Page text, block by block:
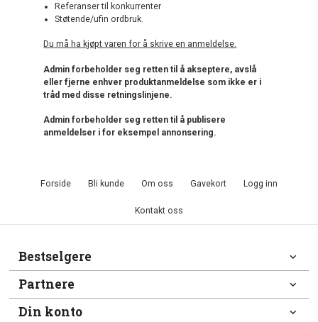
Referanser til konkurrenter
Støtende/ufin ordbruk.
Du må ha kjøpt varen for å skrive en anmeldelse.
Admin forbeholder seg retten til å akseptere, avslå
eller fjerne enhver produktanmeldelse som ikke er i
tråd med disse retningslinjene.
Admin forbeholder seg retten til å publisere
anmeldelser i for eksempel annonsering.
Forside Bli kunde Om oss Gavekort Logg inn
Kontakt oss
Bestselgere
Partnere
Din konto